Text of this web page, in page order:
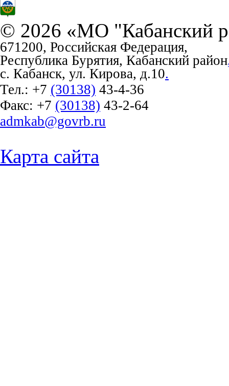
© 2026 «МО "Кабанский
671200, Российская Федерация,
Республика Бурятия, Кабанский район
с. Кабанск, ул. Кирова, д.10.
Тел.: +7 (30138) 43-4-36
Факс: +7 (30138) 43-2-64
admkab@govrb.ru
Карта сайта